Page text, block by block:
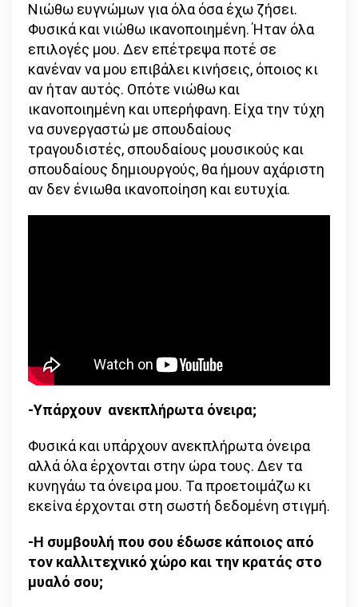
Νιώθω ευγνώμων για όλα όσα έχω ζήσει.
Φυσικά και νιώθω ικανοποιημένη. Ήταν όλα
επιλογές μου. Δεν επέτρεψα ποτέ σε
κανέναν να μου επιβάλει κινήσεις, όποιος κι
αν ήταν αυτός. Οπότε νιώθω και
ικανοποιημένη και υπερήφανη. Είχα την τύχη
να συνεργαστώ με σπουδαίους
τραγουδιστές, σπουδαίους μουσικούς και
σπουδαίους δημιουργούς, θα ήμουν αχάριστη
αν δεν ένιωθα ικανοποίηση και ευτυχία.
-Υπάρχουν ανεκπλήρωτα όνειρα;
Φυσικά και υπάρχουν ανεκπλήρωτα όνειρα
αλλά όλα έρχονται στην ώρα τους. Δεν τα
κυνηγάω τα όνειρα μου. Τα προετοιμάζω κι
εκείνα έρχονται στη σωστή δεδομένη στιγμή.
-Η συμβουλή που σου έδωσε κάποιος από
τον καλλιτεχνικό χώρο και την κρατάς στο
μυαλό σου;